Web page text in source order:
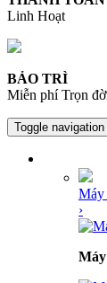
Linh Hoạt
BẢO TRÌ
Miễn phí Trọn
Toggle navigation
Máy
›